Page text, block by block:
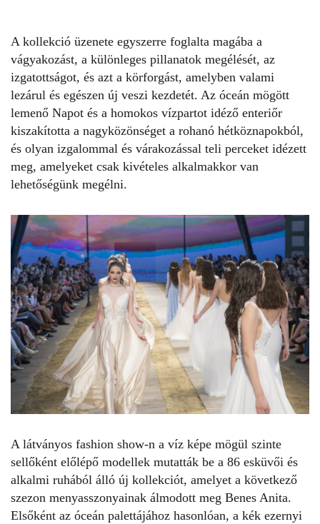
A kollekció üzenete egyszerre foglalta magába a
vágyakozást, a különleges pillanatok megélését, az
izgatottságot, és azt a körforgást, amelyben valami
lezárul és egészen új veszi kezdetét. Az óceán mögött
lemenő Napot és a homokos vízpartot idéző enteriőr
kiszakította a nagyközönséget a rohanó hétköznapokból,
és olyan izgalommal és várakozással teli perceket idézett
meg, amelyeket csak kivételes alkalmakkor van
lehetőségünk megélni.
A látványos fashion show-n a víz képe mögül szinte
sellőként előlépő modellek mutatták be a 86 esküvői és
alkalmi ruhából álló új kollekciót, amelyet a következő
szezon menyasszonyainak álmodott meg Benes Anita.
Elsőként az óceán palettájához hasonlóan, a kék ezernyi